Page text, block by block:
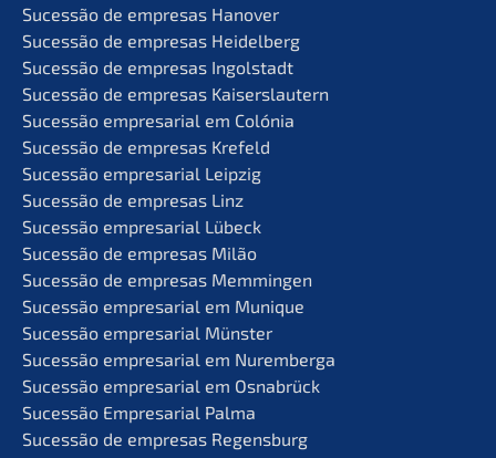
Suces­são de empre­sas Hanover
Suces­são de empre­sas Heidelberg
Suces­são de empre­sas Ingolstadt
Suces­são de empre­sas Kaiserslautern
Suces­são empre­sa­ri­al em Colónia
Suces­são de empre­sas Krefeld
Suces­são empre­sa­ri­al Leipzig
Suces­são de empre­sas Linz
Suces­são empre­sa­ri­al Lübeck
Suces­são de empre­sas Milão
Suces­são de empre­sas Memmingen
Suces­são empre­sa­ri­al em Munique
Suces­são empre­sa­ri­al Münster
Suces­são empre­sa­ri­al em Nuremberga
Suces­são empre­sa­ri­al em Osnabrück
Suces­são Empre­sa­ri­al Palma
Suces­são de empre­sas Regensburg